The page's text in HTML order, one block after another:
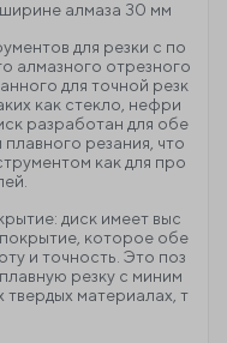
алмаза 30 мм
для резки с по
алмазного отрезного
для точной резк
как стекло, нефри
разработан для обе
резания, что
как для про
диск имеет выс
которое обе
и точность. Это поз
резку с миним
материалах, т